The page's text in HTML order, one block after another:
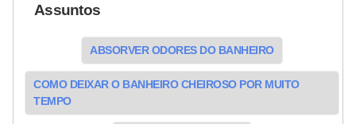
Assuntos
ABSORVER ODORES DO BANHEIRO
COMO DEIXAR O BANHEIRO CHEIROSO POR MUITO
TEMPO